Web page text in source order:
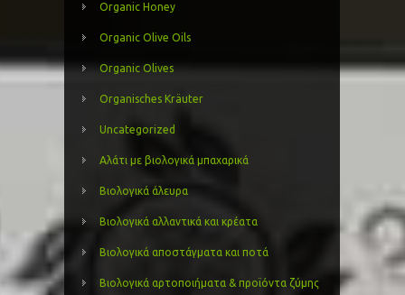
Organic Honey
Organic Olive Oils
Organic Olives
Organisches Kräuter
Uncategorized
Αλάτι με βιολογικά μπαχαρικά
Βιολογικά άλευρα
Βιολογικά αλλαντικά και κρέατα
Βιολογικά αποστάγματα και ποτά
Βιολογικά αρτοποιήματα & προϊόντα ζύμης